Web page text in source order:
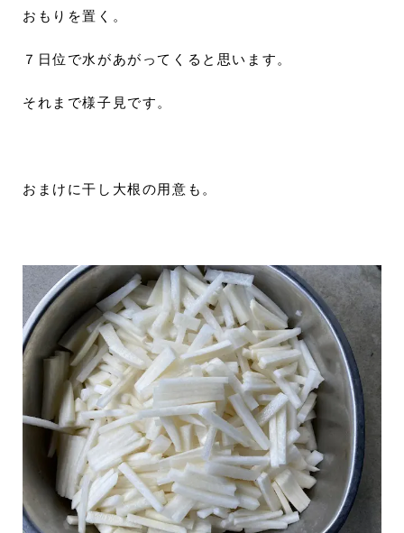
おもりを置く。
７日位で水があがってくると思います。
それまで様子見です。
おまけに干し大根の用意も。